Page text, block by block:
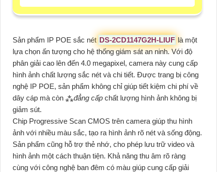
Sản phẩm IP POE sắc nét DS-2CD1147G2H-LIUF là một
lựa chọn ấn tượng cho hệ thống giám sát an ninh. Với độ
phân giải cao lên đến 4.0 megapixel, camera này cung cấp
hình ảnh chất lượng sắc nét và chi tiết. Được trang bị công
nghệ IP POE, sản phẩm không chỉ giúp tiết kiệm chi phí về
dây cáp mà còn ⁂đẳng cấp chất lượng hình ảnh không bị
giảm sút.
Chip Progressive Scan CMOS trên camera giúp thu hình
ảnh với nhiều màu sắc, tạo ra hình ảnh rõ nét và sống động.
Sản phẩm cũng hỗ trợ thẻ nhớ, cho phép lưu trữ video và
hình ảnh một cách thuận tiện. Khả năng thu âm rõ ràng
cùng với công nghệ ban đêm có màu giúp cung cấp giải